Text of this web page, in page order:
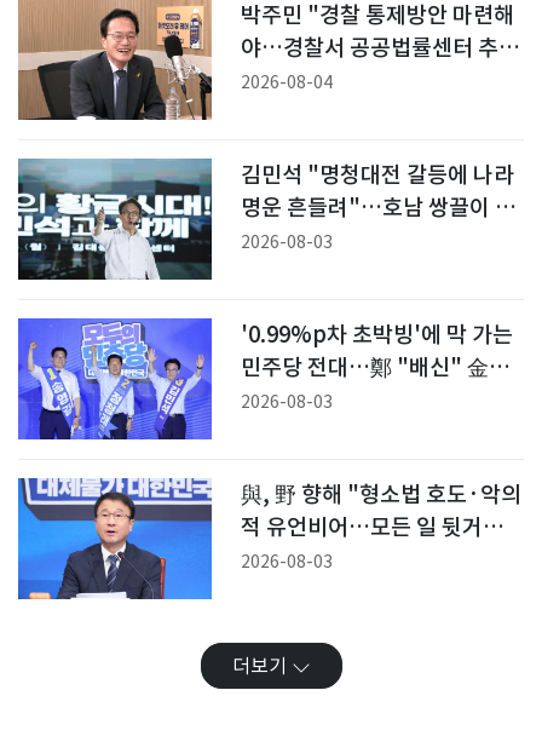
박주민 "경찰 통제방안 마련해
야…경찰서 공공법률센터 추
진" [팩트앤뷰]
2026-08-04
김민석 "명청대전 갈등에 나라
명운 흔들려"…호남 쌍끌이 집
회(종합)
2026-08-03
'0.99%p차 초박빙'에 막 가는
민주당 전대…鄭 "배신" 金
"명운"
2026-08-03
與, 野 향해 "형소법 호도·악의
적 유언비어…모든 일 뒷거래
로 봐"
2026-08-03
더보기